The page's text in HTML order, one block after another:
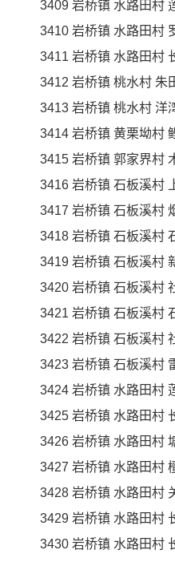
3409 岩桥镇 水路田村
3410 岩桥镇 水路田村
3411 岩桥镇 水路田村
3412 岩桥镇 桃水村 朱
3413 岩桥镇 桃水村 洋
3414 岩桥镇 黄栗坳村
3415 岩桥镇 郭家界村
3416 岩桥镇 石板溪村
3417 岩桥镇 石板溪村
3418 岩桥镇 石板溪村
3419 岩桥镇 石板溪村
3420 岩桥镇 石板溪村
3421 岩桥镇 石板溪村
3422 岩桥镇 石板溪村
3423 岩桥镇 石板溪村
3424 岩桥镇 水路田村
3425 岩桥镇 水路田村
3426 岩桥镇 水路田村
3427 岩桥镇 水路田村
3428 岩桥镇 水路田村
3429 岩桥镇 水路田村
3430 岩桥镇 水路田村